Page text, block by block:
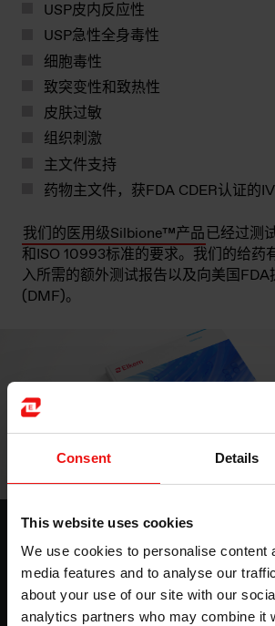
Consent Details
This website uses cookies
We use cookies to personalise content
media features and to analyse our
about your use of our site with our
analytics partners who may combine it
USP皮内反应性
USP急性全身毒性
细胞毒性
致突变性和致热性
皮肤过敏
组织刺激
主文件支持
药物主文件，获FDA CDER认证的IV
我们的医用级Silbione™产品已经过测
和ISO 10993标准的要求。我们的给药
入所需的额外测试报告以及向美国
(DMF)。
高性能医用硅橡胶产品手册
了解我们不断扩展的 Silbione™ 医用级
体硅橡胶产品系列